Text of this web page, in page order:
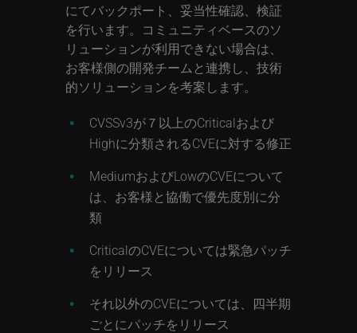
にてバックポート、妥当性確認、検証
を行います。コミュニティベースのソ
リューションが利用できない場合は、
お客様側の開発チームと連携し、技術
的ソリューションを考案します。
CVSSv3が７以上のCriticalおよび
Highに分類されるCVEに対する修正
MediumおよびLowのCVEについて
は、お客様と協働で優先度別に分
類
CriticalのCVEについては緊急パッチ
をリリース
それ以外のCVEについては、四半期
ごとにパッチをリリース